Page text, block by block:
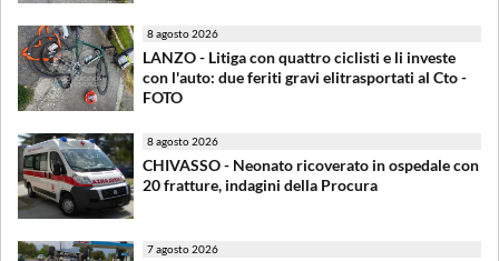
8 agosto 2026
LANZO - Litiga con quattro ciclisti e li investe
con l'auto: due feriti gravi elitrasportati al Cto -
FOTO
8 agosto 2026
CHIVASSO - Neonato ricoverato in ospedale con
20 fratture, indagini della Procura
7 agosto 2026